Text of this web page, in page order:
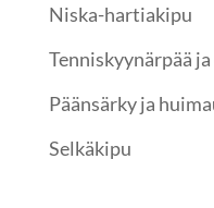
Niska-hartiakipu
Tenniskyynärpää
Päänsärky ja
Selkäkipu